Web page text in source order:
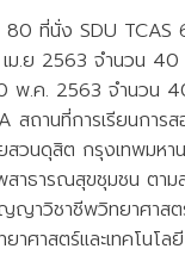
ที่นั่ง SDU TCAS
ม.ย 2563 จำนวน
พ.ค. 2563 จำนวน
สถานที่การเรียนการ
วนดุสิต กรุงเทพมหา
าธารณสุขชุมชน ตาม
วิชาชีพวิทยาศาสตร์
ศาสตร์และเทคโนโล